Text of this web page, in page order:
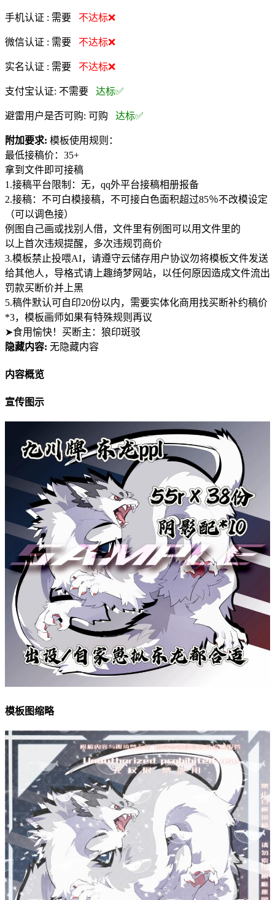
手机认证 : 需要 不达标❌
微信认证 : 需要 不达标❌
实名认证 : 需要 不达标❌
支付宝认证: 不需要 达标✅
避雷用户是否可购: 可购 达标✅
附加要求: 模板使用规则：
最低接稿价：35+
拿到文件即可接稿
1.接稿平台限制：无，qq外平台接稿相册报备
2.接稿：不可白模接稿，不可接白色面积超过85％不改模设定
（可以调色接）
例图自己画或找别人借，文件里有例图可以用文件里的
以上首次违规提醒，多次违规罚商价
3.模板禁止投喂AI，请遵守云储存用户协议勿将模板文件发送
给其他人，导格式请上趣绮梦网站，以任何原因造成文件流出
罚款买断价并上黑
5.稿件默认可自印20份以内，需要实体化商用找买断补约稿价
*3，模板画师如果有特殊规则再议
➤食用愉快！买断主：狼印斑驳
隐藏内容: 无隐藏内容
内容概览
宣传图示
模板图缩略